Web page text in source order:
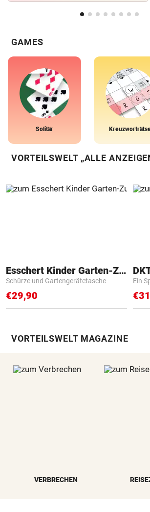
GAMES
Solitär
VORTEILSWELT „ALLE
Esschert Kinder Garten-Zubehör
Schürze und Gartengerätetasche
€29,90
Ein
VORTEILSWELT MAGAZINE
VERBRECHEN